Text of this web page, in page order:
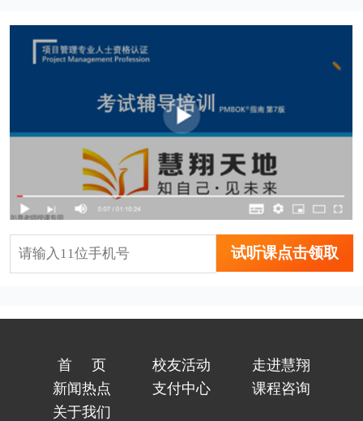
试听课点击领取
首页 校友活动
走进慧翔
新闻热点
支付中心
课程咨询
关于我们